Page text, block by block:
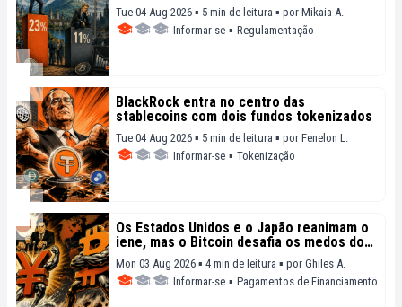
Tue 04 Aug 2026 ▪ 5 min de leitura ▪ por Mikaia A.
Informar-se ▪ Regulamentação
BlackRock entra no centro das
stablecoins com dois fundos tokenizados
Tue 04 Aug 2026 ▪ 5 min de leitura ▪ por Fenelon L.
Informar-se ▪ Tokenização
Os Estados Unidos e o Japão reanimam o
iene, mas o Bitcoin desafia os medos do
mercado
Mon 03 Aug 2026 ▪ 4 min de leitura ▪ por Ghiles A.
Informar-se ▪ Pagamentos de Financiamento